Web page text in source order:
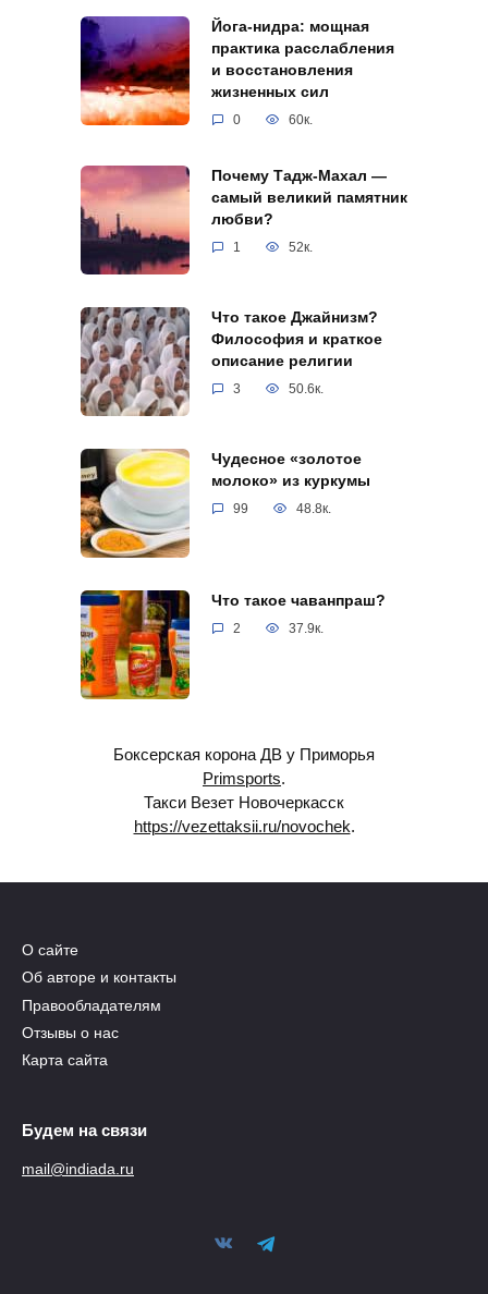
Йога-нидра: мощная
практика расслабления
и восстановления
жизненных сил
0 60к.
Почему Тадж-Махал —
самый великий памятник
любви?
1 52к.
Что такое Джайнизм?
Философия и краткое
описание религии
3 50.6к.
Чудесное «золотое
молоко» из куркумы
99 48.8к.
Что такое чаванпраш?
2 37.9к.
Боксерская корона ДВ у Приморья
Primsports.
Такси Везет Новочеркасск
https://vezettaksii.ru/novochek.
О сайте
Об авторе и контакты
Правообладателям
Отзывы о нас
Карта сайта
Будем на связи
mail@indiada.ru